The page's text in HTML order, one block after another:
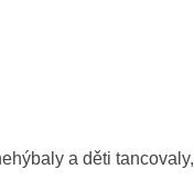
a děti tancovaly,